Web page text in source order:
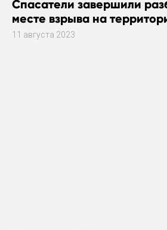
Спасатели завершили
месте взрыва на
11 августа 2023